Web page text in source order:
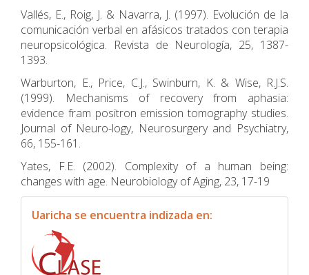
Vallés, E., Roig, J. & Navarra, J. (1997). Evolución de la
comunicación verbal en afásicos tratados con terapia
neuropsicológica. Revista de Neurología, 25, 1387-
1393.
Warburton, E., Price, C.J., Swinburn, K. & Wise, R.J.S.
(1999). Mechanisms of recovery from aphasia:
evidence fram positron emission tomography studies.
Journal of Neuro-logy, Neurosurgery and Psychiatry,
66, 155-161.
Yates, F.E. (2002). Complexity of a human being:
changes with age. Neurobiology of Aging, 23, 17-19
indexacion
Uaricha se encuentra indizada en: